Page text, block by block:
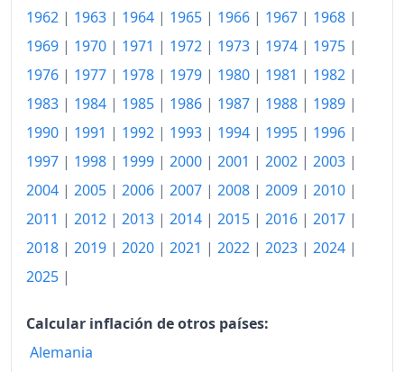
2011
234.45
2012
246.61
256.16
2014
261.39
2015
265.66
2016
270.17
290.81
1962 | 1963 | 1964 | 1965 | 1966 | 1967 | 1968 |
1969 | 1970 | 1971 | 1972 | 1973 | 1974 | 1975 |
1976 | 1977 | 1978 | 1979 | 1980 | 1981 | 1982 |
1983 | 1984 | 1985 | 1986 | 1987 | 1988 | 1989 |
1990 | 1991 | 1992 | 1993 | 1994 | 1995 | 1996 |
1997 | 1998 | 1999 | 2000 | 2001 | 2002 | 2003 |
2004 | 2005 | 2006 | 2007 | 2008 | 2009 | 2010 |
2011 | 2012 | 2013 | 2014 | 2015 | 2016 | 2017 |
2018 | 2019 | 2020 | 2021 | 2022 | 2023 | 2024 |
2025 |
Calcular inflación de otros países:
Alemania